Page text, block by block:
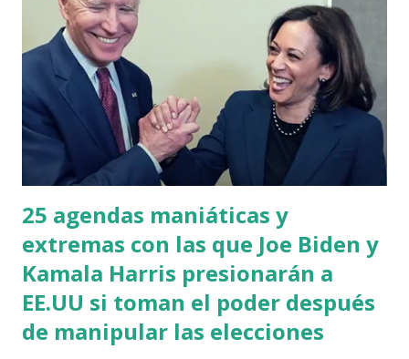
lado. #NoticiasSIN https://t.co/YXu7RHmryE
pic.twitter.com/tOBBFOErAa — Noticias SIN
(@SIN24Horas) January 15, 2021
25 agendas maniáticas y
extremas con las que Joe Biden y
Kamala Harris presionarán a
EE.UU si toman el poder después
de manipular las elecciones